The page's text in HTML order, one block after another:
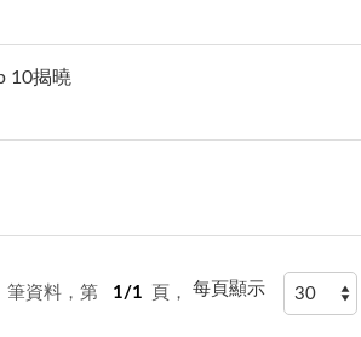
10揭曉
筆資料，第 1/1 頁， 每頁顯示